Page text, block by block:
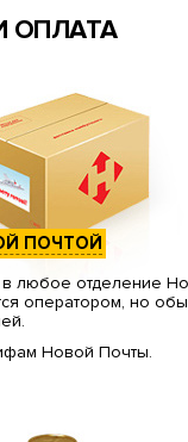
ОПЛАТА
ПОЧТОЙ
в любое отделение
оператором, но
Новой Почты.